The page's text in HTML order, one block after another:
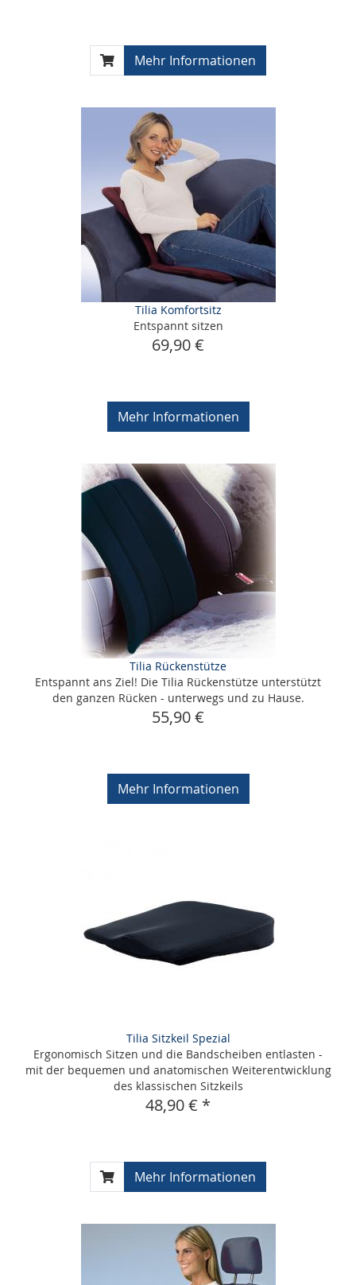
Mehr Informationen
Tilia Komfortsitz
Entspannt sitzen
69,90 €
Mehr Informationen
Tilia Rückenstütze
Entspannt ans Ziel! Die Tilia Rückenstütze unterstützt
den ganzen Rücken - unterwegs und zu Hause.
55,90 €
Mehr Informationen
Tilia Sitzkeil Spezial
Ergonomisch Sitzen und die Bandscheiben entlasten -
mit der bequemen und anatomischen Weiterentwicklung
des klassischen Sitzkeils
48,90 € *
Mehr Informationen